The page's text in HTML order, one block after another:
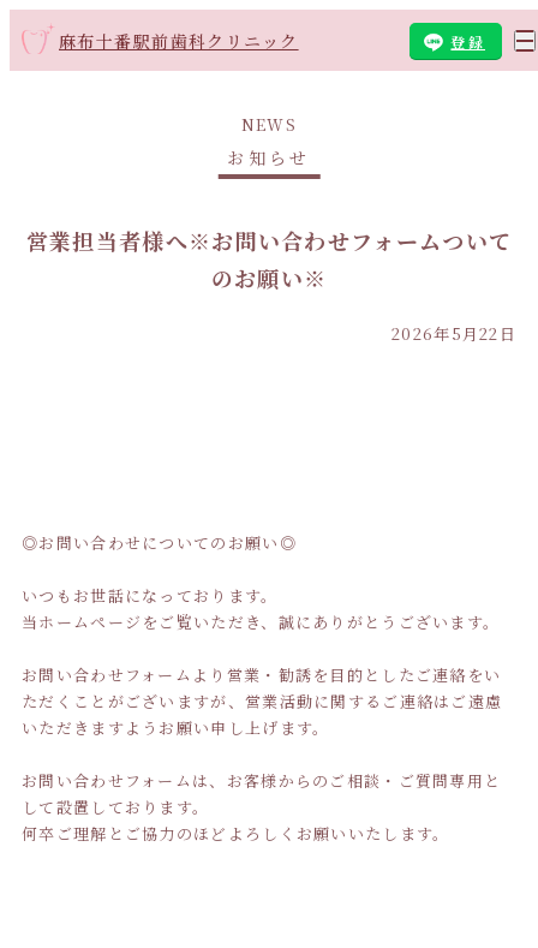
麻布十番駅前歯科クリニック 登録
NEWS
お知らせ
営業担当者様へ※お問い合わせフォームついて
のお願い※
2026年5月22日
◎お問い合わせについてのお願い◎
いつもお世話になっております。
当ホームページをご覧いただき、誠にありがとうございます。
お問い合わせフォームより営業・勧誘を目的としたご連絡をい
ただくことがございますが、営業活動に関するご連絡はご遠慮
いただきますようお願い申し上げます。
お問い合わせフォームは、お客様からのご相談・ご質問専用と
して設置しております。
何卒ご理解とご協力のほどよろしくお願いいたします。